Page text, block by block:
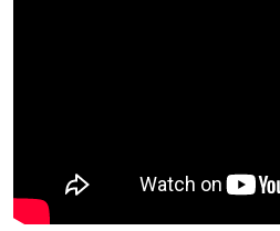
四墓库真诠
套房風水怎麼看？ 租屋風水禁忌
意！